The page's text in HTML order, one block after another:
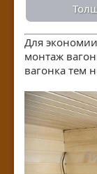
Для
монтаж
вагонка тем